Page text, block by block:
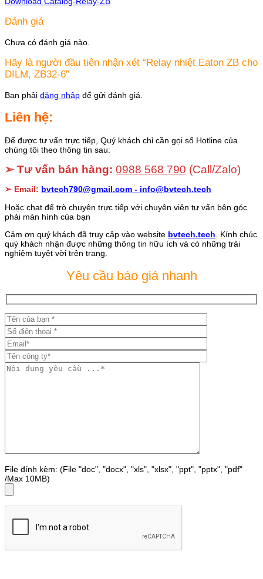
Đánh giá
Chưa có đánh giá nào.
Hãy là người đầu tiên nhận xét “Relay nhiệt Eaton ZB cho
DILM, ZB32-6”
Bạn phải đăng nhập để gửi đánh giá.
Liên hệ:
Để được tư vấn trực tiếp, Quý khách chỉ cần gọi số Hotline của
chúng tôi theo thông tin sau:
➢ Tư vấn bán hàng: 0988 568 790 (Call/Zalo)
➢ Email: bvtech790@gmail.com - info@bvtech.tech
Hoặc chat để trò chuyện trực tiếp với chuyên viên tư vấn bên góc
phải màn hình của bạn
Cảm ơn quý khách đã truy cập vào website bvtech.tech . Kính chúc
quý khách nhận được những thông tin hữu ích và có những trải
nghiệm tuyệt vời trên trang.
Yêu cầu báo giá nhanh
File đính kèm: (File "doc", "docx", "xls", "xlsx", "ppt", "pptx", "pdf"
/Max 10MB)